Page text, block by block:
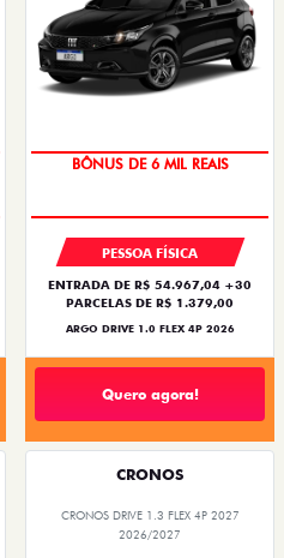
BÔNUS DE 6 MIL REAIS
PESSOA FÍSICA
ENTRADA DE R$ 54.967,04 +30
PARCELAS DE R$ 1.379,00
ARGO DRIVE 1.0 FLEX 4P 2026
Quero agora!
CRONOS
CRONOS DRIVE 1.3 FLEX 4P 2027
2026/2027